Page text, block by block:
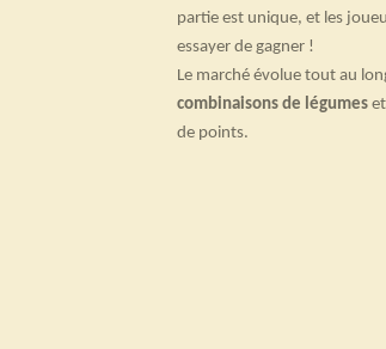
partie est unique, et les
essayer de gagner !
Le marché évolue tout au
combinaisons de légumes
de points.